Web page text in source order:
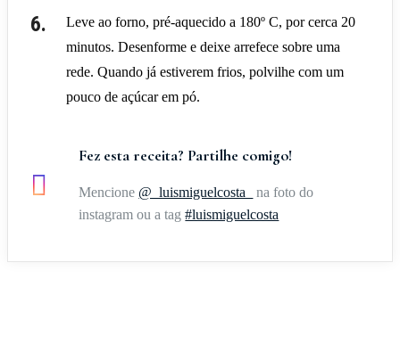
Leve ao forno, pré-aquecido a 180º C, por cerca 20
minutos. Desenforme e deixe arrefece sobre uma
rede. Quando já estiverem frios, polvilhe com um
pouco de açúcar em pó.
Fez esta receita? Partilhe comigo!
Mencione @_luismiguelcosta_
na foto do
instagram ou a tag#luismiguelcosta